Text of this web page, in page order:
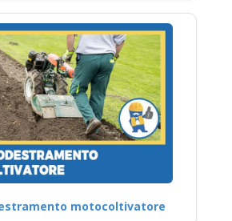
motocoltivatore